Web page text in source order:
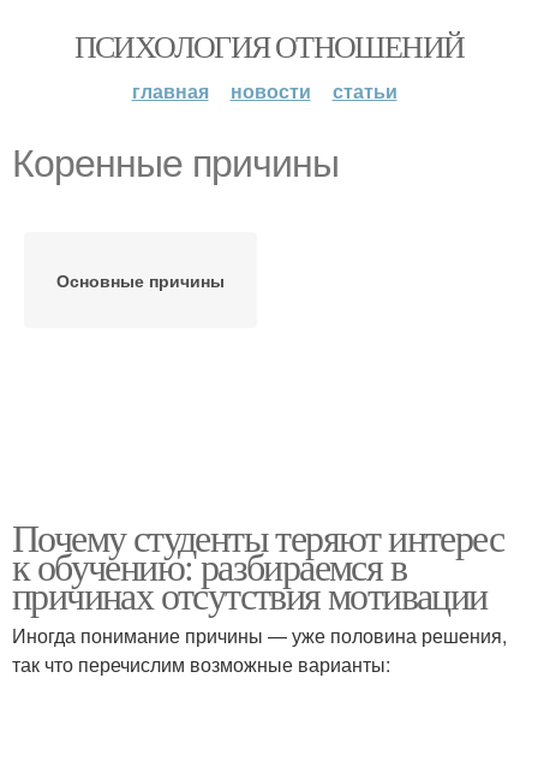
ПСИХОЛОГИЯ ОТНОШЕНИЙ
главная новости статьи
Коренные причины
Основные причины
Почему студенты теряют интерес
к обучению: разбираемся в
причинах отсутствия мотивации
Иногда понимание причины — уже половина решения,
так что перечислим возможные варианты: